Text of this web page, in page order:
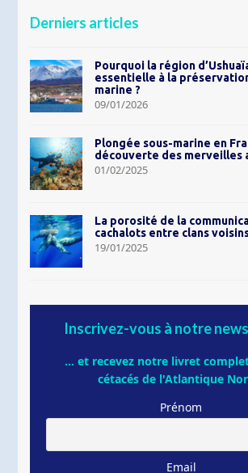
Derniers articles
Pourquoi la région
essentielle à la
marine ?
09/01/2026
Plongée sous-marine en
découverte des merveilles
01/02/2025
La porosité de la
cachalots entre clans
19/01/2025
Inscrivez-vous à notre
... et recevez notre livret
cétacés de l'Atlantique
Prénom
Email